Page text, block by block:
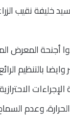
خليفة نقيب
أجنحة المعرض
وايضا بالتنظيم
وعدم